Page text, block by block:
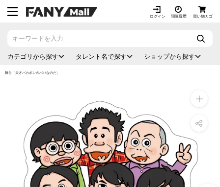
コ
ログイン 閲覧履歴 買い物カゴ
カテゴリから探す タレント名で探す ショップから探す
舞台「天才バカボンのパパなのだ」